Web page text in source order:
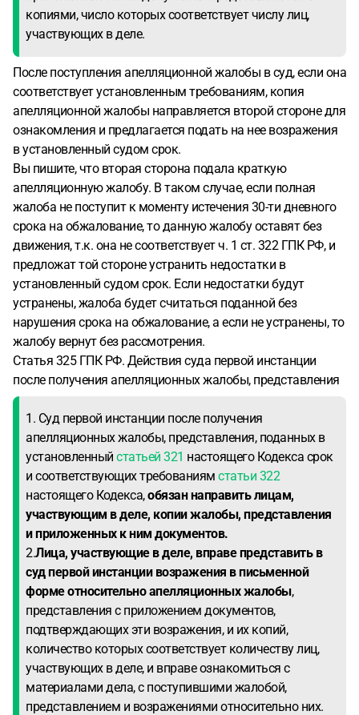
копиями, число которых соответствует числу лиц,
участвующих в деле.
После поступления апелляционной жалобы в суд, если она
соответствует установленным требованиям, копия
апелляционной жалобы направляется второй стороне для
ознакомления и предлагается подать на нее возражения
в установленный судом срок.
Вы пишите, что вторая сторона подала краткую
апелляционную жалобу. В таком случае, если полная
жалоба не поступит к моменту истечения 30-ти дневного
срока на обжалование, то данную жалобу оставят без
движения, т.к. она не соответствует ч. 1 ст. 322 ГПК РФ, и
предложат той стороне устранить недостатки в
установленный судом срок. Если недостатки будут
устранены, жалоба будет считаться поданной без
нарушения срока на обжалование, а если не устранены, то
жалобу вернут без рассмотрения.
Статья 325 ГПК РФ. Действия суда первой инстанции
после получения апелляционных жалобы, представления
1. Суд первой инстанции после получения
апелляционных жалобы, представления, поданных в
установленный статьей 321 настоящего Кодекса срок
и соответствующих требованиям статьи 322
настоящего Кодекса,обязан направить лицам,
участвующим в деле, копии жалобы, представления
и приложенных к ним документов.
2.Лица, участвующие в деле, вправе представить в
суд первой инстанции возражения в письменной
форме относительно апелляционных жалобы,
представления с приложением документов,
подтверждающих эти возражения, и их копий,
количество которых соответствует количеству лиц,
участвующих в деле, и вправе ознакомиться с
материалами дела, с поступившими жалобой,
представлением и возражениями относительно них.